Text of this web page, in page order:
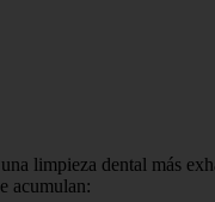
limpieza dental más
acumulan: